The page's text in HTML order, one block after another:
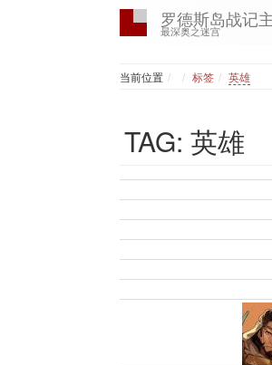
罗德斯岛战记
最深奥之迷宫
当前位置 Home
标签 英雄
TAG: 英雄